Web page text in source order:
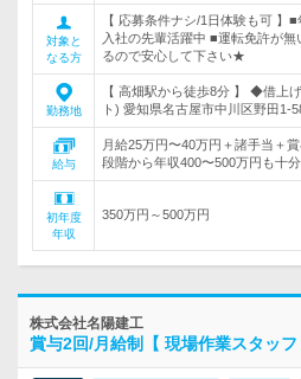
対象と
なる方
【 応募条件ナシ/1日体験も可 】
入社の先輩活躍中 ■運転免許が
るので安心して下さい★
勤務地
【 高畑駅から徒歩8分 】 ◆借上
ト) 愛知県名古屋市中川区野田1-
給与
月給25万円〜40万円＋諸手当＋
段階から年収400〜500万円も十
初年度
年収
350万円～500万円
株式会社名陽建工
賞与2回/月給制【 現場作業スタッ